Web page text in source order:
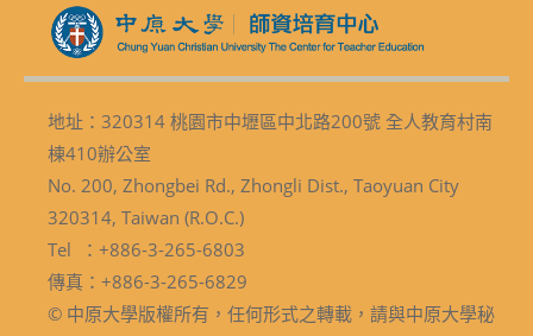
地址：320314 桃園市中壢區中北路200號 全人教育村南
棟410辦公室
No. 200, Zhongbei Rd., Zhongli Dist., Taoyuan City
320314, Taiwan (R.O.C.)
Tel ：+886-3-265-6803
傳真：+886-3-265-6829
© 中原大學版權所有，任何形式之轉載，請與中原大學秘